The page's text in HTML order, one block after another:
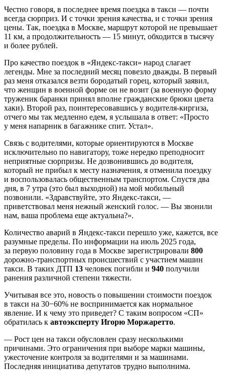
Честно говоря, в последнее время поездка в такси — почти
всегда сюрприз. И с точки зрения качества, и с точки зрения
цены. Так, поездка в Москве, маршрут которой не превышает
11 км, а продолжительность — 15 минут, обходится в тысячу
и более рублей.
Про качество поездок в «Яндекс-такси» народ слагает
легенды. Мне за последний месяц повезло дважды. В первый
раз меня отказался везти бородатый горец, который заявил,
что женщин в военной форме он не возит (за военную форму
труженик баранки принял вполне гражданские брюки цвета
хаки). Второй раз, поинтересовавшись у водителя-киргиза,
отчего мы так медленно едем, я услышала в ответ: «Просто
у меня напарник в багажнике спит. Устал».
Связь с водителями, которые ориентируются в Москве
исключительно по навигатору, тоже нередко преподносит
неприятные сюрпризы. Не дозвонившись до водителя,
который не прибыл к месту назначения, я отменила поездку
и воспользовалась общественным транспортом. Спустя два
дня, в 7 утра (это был выходной) на мой мобильный
позвонили. «Здравствуйте, это Яндекс-такси, —
приветствовал меня нежный женский голос. — Вы звонили
нам, ваша проблема еще актуальна?».
Количество аварий в Яндекс-такси перешло уже, кажется, все
разумные пределы. По информации на июль 2025 года,
за первую половину года в Москве зарегистрировали 800
дорожно-транспортных происшествий с участием машин
такси. В таких ДТП 13 человек погибли и 940 получили
ранения различной степени тяжести.
Учитывая все это, новость о повышении стоимости поездок
в такси на 30−60% не воспринимается как нормальное
явление. И к чему это приведет? С таким вопросом «СП»
обратилась к автоэксперту Игорю Моржаретто.
— Рост цен на такси обусловлен сразу несколькими
причинами. Это ограничения при выборе марки машины,
ужесточение контроля за водителями и за машинами.
Последняя инициатива депутатов трудно выполнима.